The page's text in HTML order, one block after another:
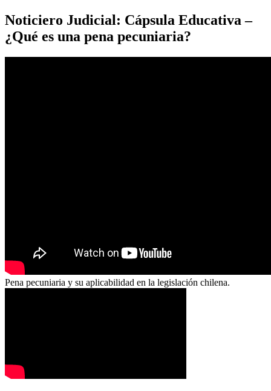
Noticiero Judicial: Cápsula Educativa –
¿Qué es una pena pecuniaria?
Pena pecuniaria y su aplicabilidad en la legislación chilena.